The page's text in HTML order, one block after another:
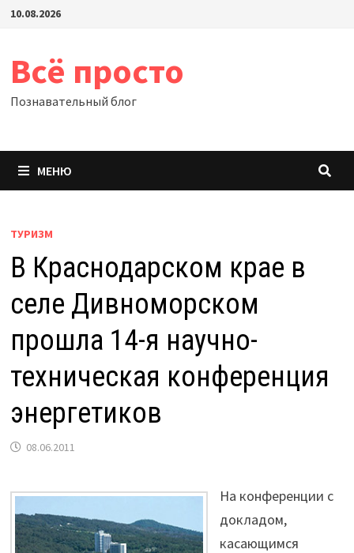
Перейти
10.08.2026
Всё просто
Познавательный блог
МЕНЮ
ТУРИЗМ
В Краснодарском крае в
селе Дивноморском
прошла 14-я научно-
техническая конференция
энергетиков
08.06.2011
На конференции с
докладом,
касающимся